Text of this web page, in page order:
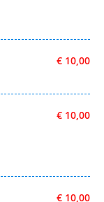
€ 10,00
€ 10,00
€ 10,00